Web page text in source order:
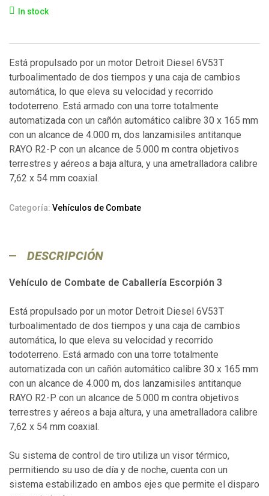
In stock
Está propulsado por un motor Detroit Diesel 6V53T
turboalimentado de dos tiempos y una caja de cambios
automática, lo que eleva su velocidad y recorrido
todoterreno. Está armado con una torre totalmente
automatizada con un cañón automático calibre 30 x 165 mm
con un alcance de 4.000 m, dos lanzamisiles antitanque
RAYO R2-P con un alcance de 5.000 m contra objetivos
terrestres y aéreos a baja altura, y una ametralladora calibre
7,62 x 54 mm coaxial.
Categoría: Vehículos de Combate
DESCRIPCIÓN
Vehículo de Combate de Caballería Escorpión 3
Está propulsado por un motor Detroit Diesel 6V53T
turboalimentado de dos tiempos y una caja de cambios
automática, lo que eleva su velocidad y recorrido
todoterreno. Está armado con una torre totalmente
automatizada con un cañón automático calibre 30 x 165 mm
con un alcance de 4.000 m, dos lanzamisiles antitanque
RAYO R2-P con un alcance de 5.000 m contra objetivos
terrestres y aéreos a baja altura, y una ametralladora calibre
7,62 x 54 mm coaxial.
Su sistema de control de tiro utiliza un visor térmico,
permitiendo su uso de día y de noche, cuenta con un
sistema estabilizado en ambos ejes que permite el disparo